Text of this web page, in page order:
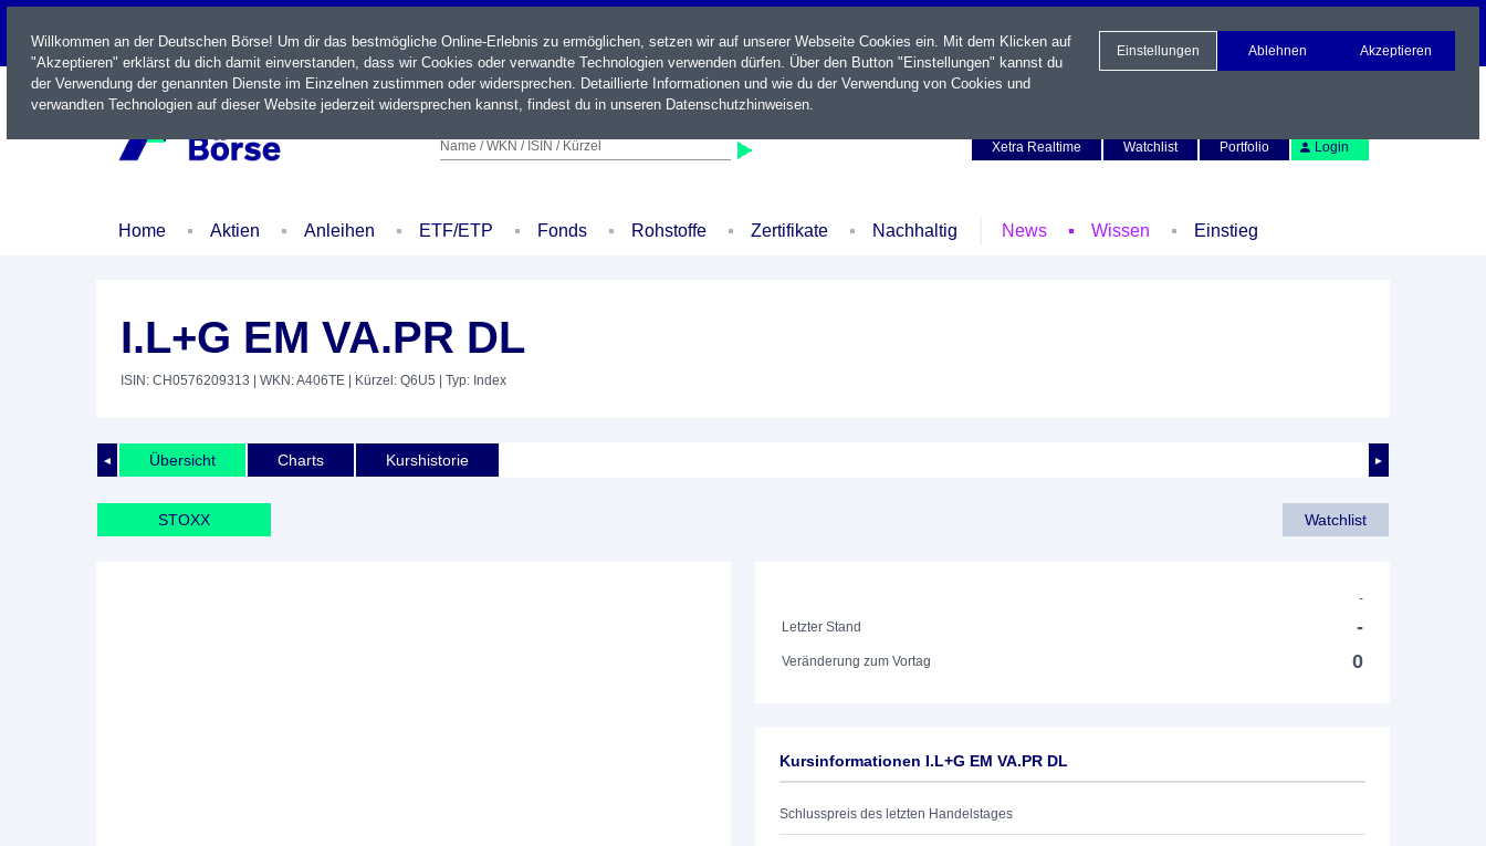
LIVE
Name / WKN / ISIN / Kürzel
Xetra Realtime
Watchlist Portfolio Login
Home Aktien Anleihen ETF/ETP Fonds Rohstoffe Zertifikate Nachhaltig News Wissen Einstieg
I.L+G EM VA.PR DL
ISIN: CH0576209313 | WKN: A406TE | Kürzel: Q6U5 | Typ: Index
◄ ►
Übersicht Charts Kurshistorie
STOXX Watchlist
-
Letzter Stand
-
Veränderung zum Vortag 0
Kursinformationen I.L+G EM VA.PR DL
Schlusspreis des letzten Handelstages
Willkommen an der Deutschen Börse! Um dir das bestmögliche Online-Erlebnis zu ermöglichen, setzen wir auf unserer Webseite Cookies ein. Mit dem Klicken auf
"Akzeptieren" erklärst du dich damit einverstanden, dass wir Cookies oder verwandte Technologien verwenden dürfen. Über den Button "Einstellungen" kannst du
der Verwendung der genannten Dienste im Einzelnen zustimmen oder widersprechen. Detaillierte Informationen und wie du der Verwendung von Cookies und
verwandten Technologien auf dieser Website jederzeit widersprechen kannst, findest du in unseren Datenschutzhinweisen.
Einstellungen Ablehnen Akzeptieren